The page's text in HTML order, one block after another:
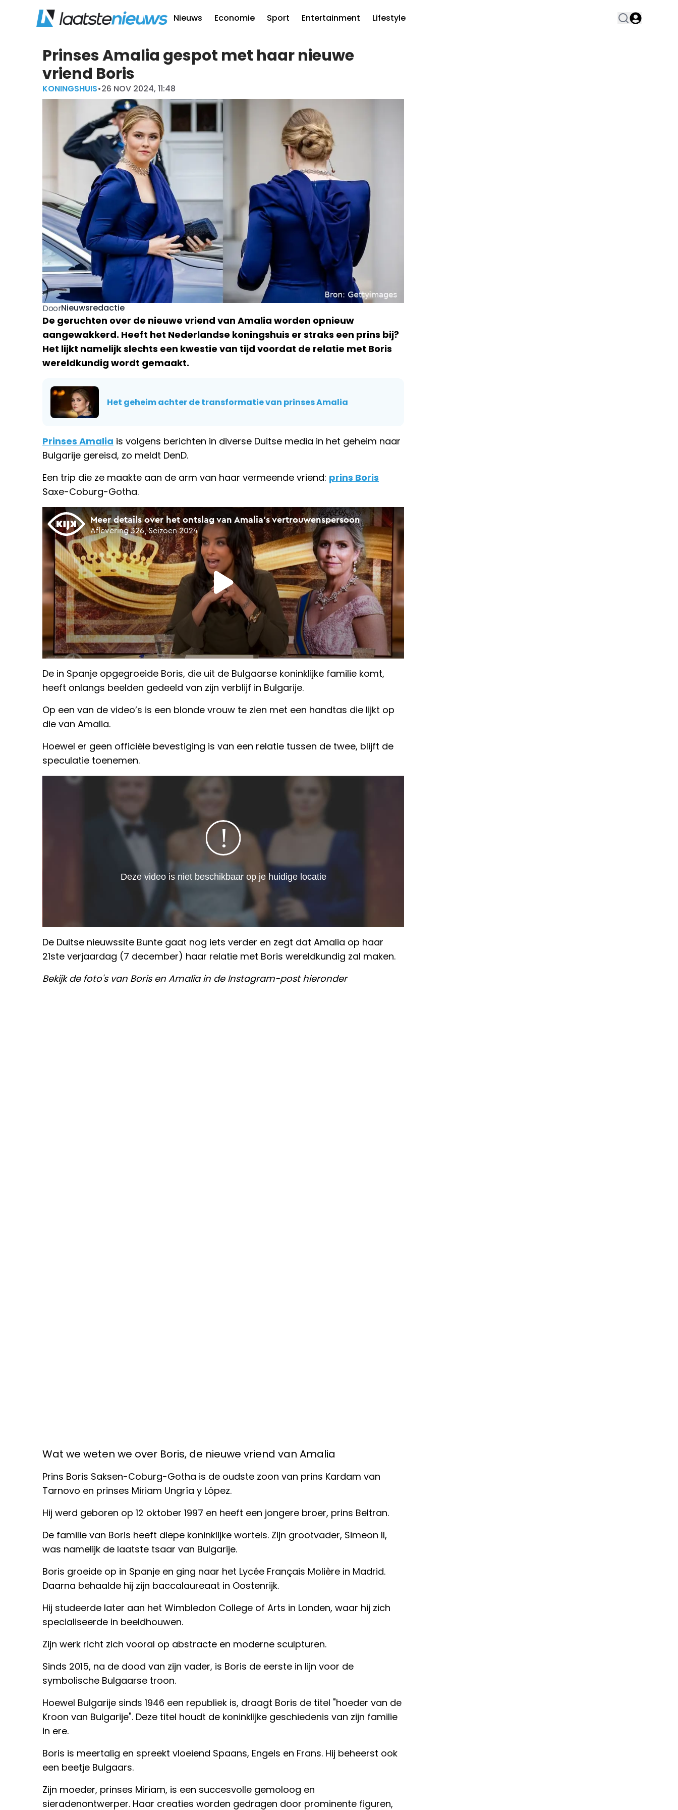
Nieuws Economie Sport Entertainment Lifestyle
Prinses Amalia gespot met haar nieuwe
vriend Boris
KONINGSHUIS•26 NOV 2024, 11:48
DoorNieuwsredactie
De geruchten over de nieuwe vriend van Amalia worden opnieuw
aangewakkerd. Heeft het Nederlandse koningshuis er straks een prins bij?
Het lijkt namelijk slechts een kwestie van tijd voordat de relatie met Boris
wereldkundig wordt gemaakt.
Het geheim achter de transformatie van prinses Amalia
Prinses Amalia is volgens berichten in diverse Duitse media in het geheim naar
Bulgarije gereisd, zo meldt DenD.
Een trip die ze maakte aan de arm van haar vermeende vriend: prins Boris
Saxe-Coburg-Gotha.
De in Spanje opgegroeide Boris, die uit de Bulgaarse koninklijke familie komt,
heeft onlangs beelden gedeeld van zijn verblijf in Bulgarije.
Op een van de video’s is een blonde vrouw te zien met een handtas die lijkt op
die van Amalia.
Hoewel er geen officiële bevestiging is van een relatie tussen de twee, blijft de
speculatie toenemen.
De Duitse nieuwssite Bunte gaat nog iets verder en zegt dat Amalia op haar
21ste verjaardag (7 december) haar relatie met Boris wereldkundig zal maken.
Bekijk de foto's van Boris en Amalia in de Instagram-post hieronder
Wat we weten we over Boris, de nieuwe vriend van Amalia
Prins Boris Saksen-Coburg-Gotha is de oudste zoon van prins Kardam van
Tarnovo en prinses Miriam Ungría y López.
Hij werd geboren op 12 oktober 1997 en heeft een jongere broer, prins Beltran.
De familie van Boris heeft diepe koninklijke wortels. Zijn grootvader, Simeon II,
was namelijk de laatste tsaar van Bulgarije.
Boris groeide op in Spanje en ging naar het Lycée Français Molière in Madrid.
Daarna behaalde hij zijn baccalaureaat in Oostenrijk.
Hij studeerde later aan het Wimbledon College of Arts in Londen, waar hij zich
specialiseerde in beeldhouwen.
Zijn werk richt zich vooral op abstracte en moderne sculpturen.
Sinds 2015, na de dood van zijn vader, is Boris de eerste in lijn voor de
symbolische Bulgaarse troon.
Hoewel Bulgarije sinds 1946 een republiek is, draagt Boris de titel "hoeder van de
Kroon van Bulgarije". Deze titel houdt de koninklijke geschiedenis van zijn familie
in ere.
Boris is meertalig en spreekt vloeiend Spaans, Engels en Frans. Hij beheerst ook
een beetje Bulgaars.
Zijn moeder, prinses Miriam, is een succesvolle gemoloog en
sieradenontwerper. Haar creaties worden gedragen door prominente figuren,